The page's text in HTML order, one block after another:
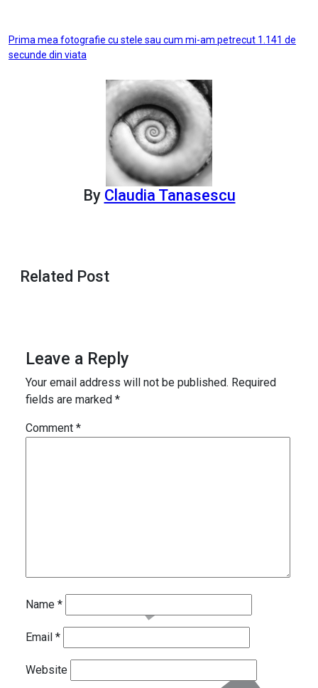
Post
navigation
Prima mea fotografie cu stele sau cum mi-am petrecut 1.141 de
secunde din viata
By Claudia Tanasescu
Related Post
Leave a Reply
Your email address will not be published. Required
fields are marked *
Comment *
Name *
Email *
Website